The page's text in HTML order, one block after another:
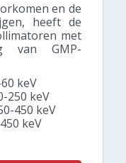
en de
heeft de
met
van GMP-
keV
250 keV
450 keV
keV